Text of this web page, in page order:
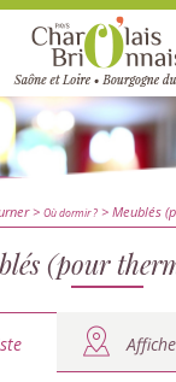
> Où dormir ? > Meublés
(pour